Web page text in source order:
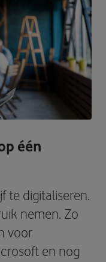
één
te digitaliseren.
nemen. Zo
voor
en nog